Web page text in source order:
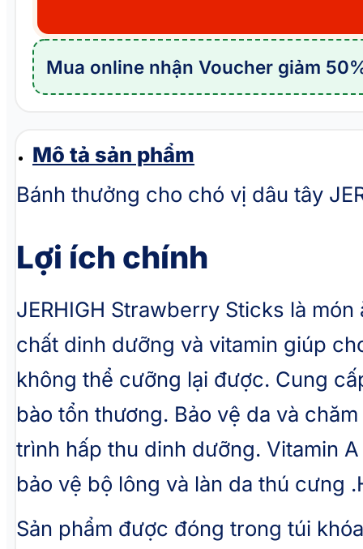
Mô tả sản phẩm
Bánh thưởng cho chó vị dâu tây
Lợi ích chính
JERHIGH Strawberry Sticks là
chất dinh dưỡng và vitamin giúp
không thể cưỡng lại được. Cung
bào tổn thương. Bảo vệ da và
trình hấp thu dinh dưỡng. Vitamin
bảo vệ bộ lông và làn da thú cưng
Sản phẩm được đóng trong túi
chó
vị
dâu
Strawberry
Sticks
số
Mua online nhận Voucher giảm